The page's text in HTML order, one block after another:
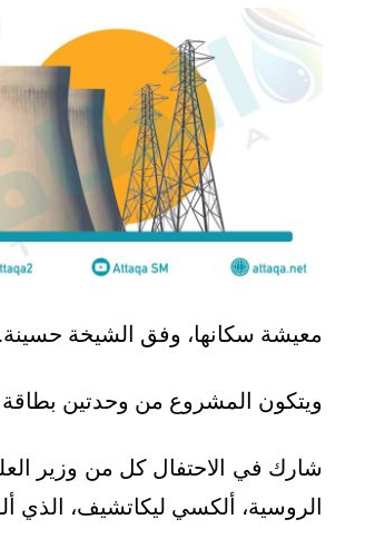
معيشة سكانها، وفق الشيخة حسينة.
ويتكون المشروع من وحدتين بطاقة توليد 1200 ميغاواط
شارك في الاحتفال كل من وزير
الروسية، ألكسي ليكاتشيف، الذي